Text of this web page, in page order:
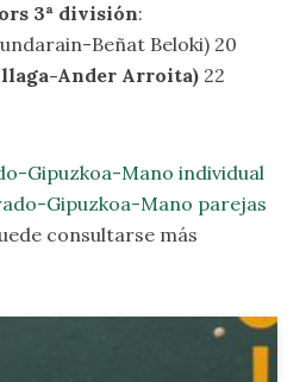
3ª división:
Beñat Beloki) 20
Ander Arroita) 22
Gipuzkoa-Mano individual
Gipuzkoa-Mano parejas
consultarse más